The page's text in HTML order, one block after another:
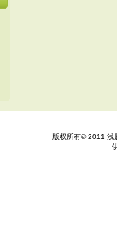
版权所有© 2011 浅